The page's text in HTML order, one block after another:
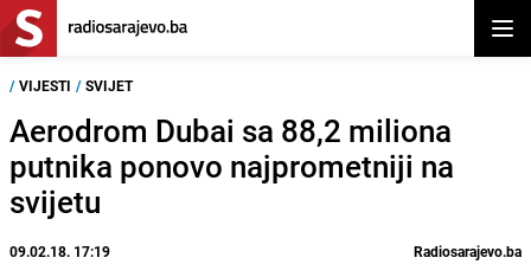
/ VIJESTI / SVIJET
Aerodrom Dubai sa 88,2 miliona
putnika ponovo najprometniji na
svijetu
09.02.18. 17:19 Radiosarajevo.ba